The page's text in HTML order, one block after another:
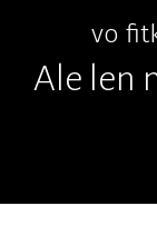
vo
Ale len